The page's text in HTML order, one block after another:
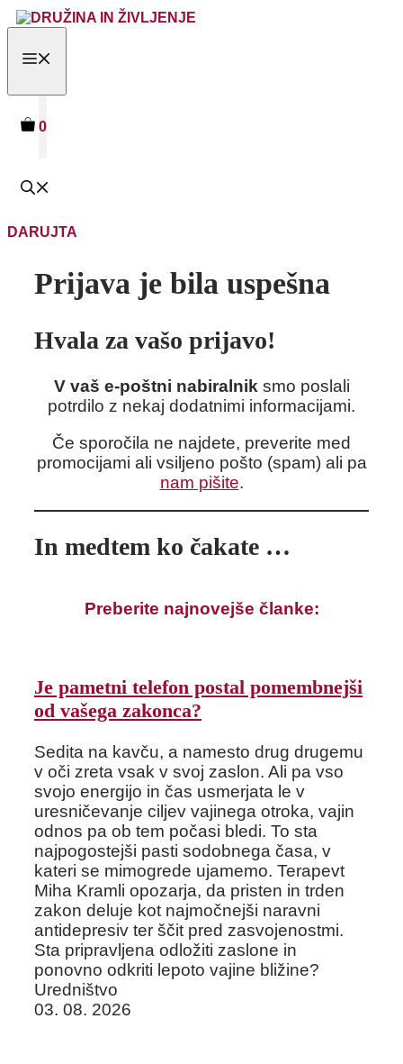
Skip
to
content
0
DARUJTA
Prijava je bila uspešna
Hvala za vašo prijavo!
V vaš e-poštni nabiralnik smo poslali
potrdilo z nekaj dodatnimi informacijami.
Če sporočila ne najdete, preverite med
promocijami ali vsiljeno pošto (spam) ali pa
nam pišite.
In medtem ko čakate …
Preberite najnovejše članke:
Je pametni telefon postal pomembnejši
od vašega zakonca?
Sedita na kavču, a namesto drug drugemu
v oči zreta vsak v svoj zaslon. Ali pa vso
svojo energijo in čas usmerjata le v
uresničevanje ciljev vajinega otroka, vajin
odnos pa ob tem počasi bledi. To sta
najpogostejši pasti sodobnega časa, v
kateri se mimogrede ujamemo. Terapevt
Miha Kramli opozarja, da pristen in trden
zakon deluje kot najmočnejši naravni
antidepresiv ter ščit pred zasvojenostmi.
Sta pripravljena odložiti zaslone in
ponovno odkriti lepoto vajine bližine?
Uredništvo
03. 08. 2026